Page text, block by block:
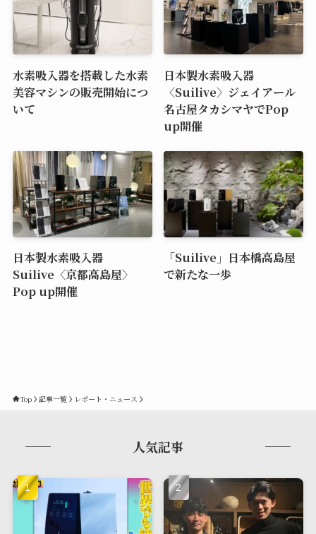
水素吸入器を搭載した水素
美容マシンの販売開始につ
いて
日本製水素吸入器
〈Suilive〉ジェイアール
名古屋タカシマヤでPop
up開催
日本製水素吸入器
Suilive〈京都高島屋〉
Pop up開催
「Suilive」日本橋高島屋
で新たな一歩
Top 記事一覧 レポート・ニュース
人気記事